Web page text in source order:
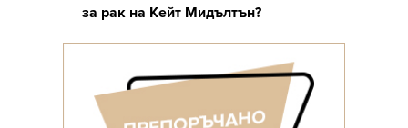
за рак на Кейт Мидълтън?